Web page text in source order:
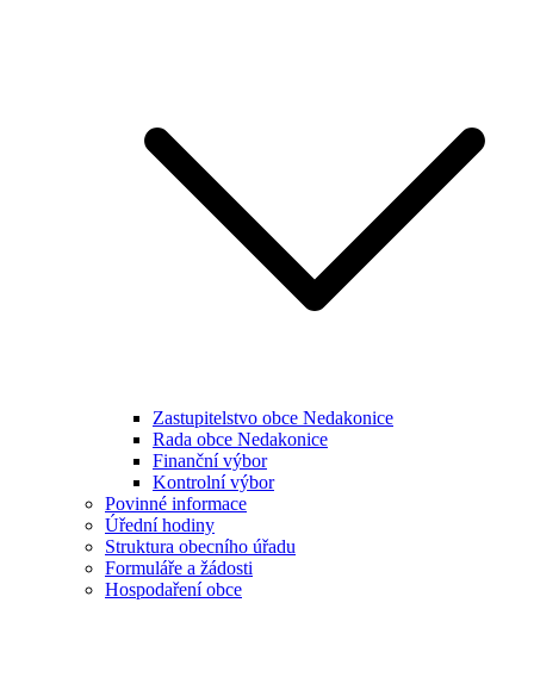
Zastupitelstvo obce Nedakonice
Rada obce Nedakonice
Finanční výbor
Kontrolní výbor
Povinné informace
Úřední hodiny
Struktura obecního úřadu
Formuláře a žádosti
Hospodaření obce